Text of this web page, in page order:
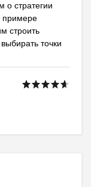
о стратегии
примере
строить
точки